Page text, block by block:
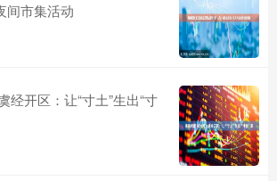
间市集活动
经开区：让“寸土”生出“寸